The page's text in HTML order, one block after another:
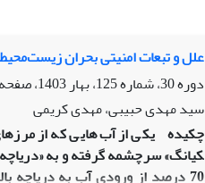
علل و تبعات امنیتی بحران
دوره 30، شماره 125، بهار 1403، صفحه
سید مهدی حبیبی، مهدی کریمی
چکیده یکی از آب‌هایی که از
کیانگ» سرچشمه گرفته و به
70 درصد از ورودی آب به دریاچه